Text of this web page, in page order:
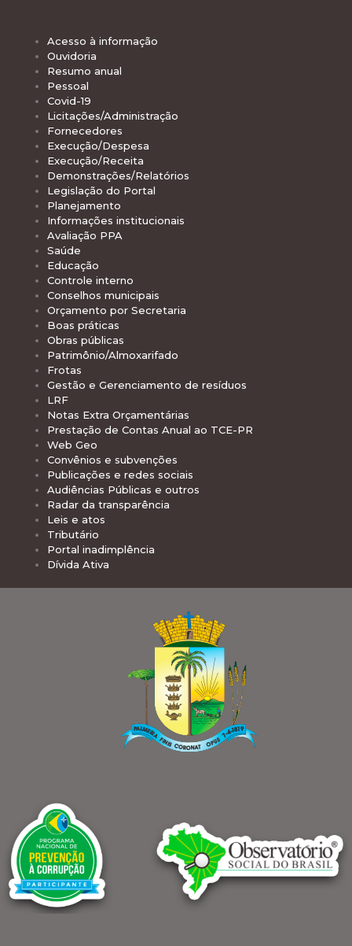
Acesso à informação
Ouvidoria
Resumo anual
Pessoal
Covid-19
Licitações/Administração
Fornecedores
Execução/Despesa
Execução/Receita
Demonstrações/Relatórios
Legislação do Portal
Planejamento
Informações institucionais
Avaliação PPA
Saúde
Educação
Controle interno
Conselhos municipais
Orçamento por Secretaria
Boas práticas
Obras públicas
Patrimônio/Almoxarifado
Frotas
Gestão e Gerenciamento de resíduos
LRF
Notas Extra Orçamentárias
Prestação de Contas Anual ao TCE-PR
Web Geo
Convênios e subvenções
Publicações e redes sociais
Audiências Públicas e outros
Radar da transparência
Leis e atos
Tributário
Portal inadimplência
Dívida Ativa